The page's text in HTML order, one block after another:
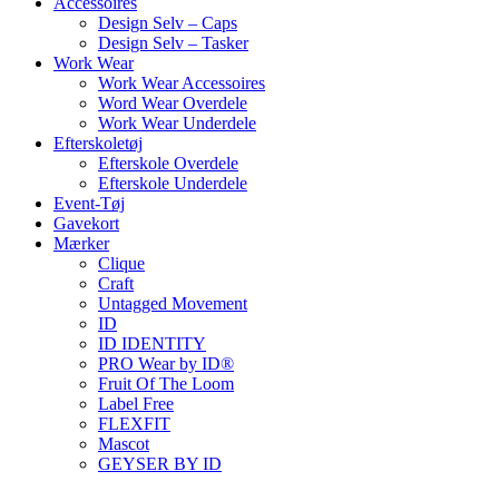
Design Selv – Caps
Design Selv – Tasker
Work Wear
Work Wear Accessoires
Word Wear Overdele
Work Wear Underdele
Efterskoletøj
Efterskole Overdele
Efterskole Underdele
Event-Tøj
Gavekort
Mærker
Clique
Craft
Untagged Movement
ID
ID IDENTITY
PRO Wear by ID®
Fruit Of The Loom
Label Free
FLEXFIT
Mascot
GEYSER BY ID